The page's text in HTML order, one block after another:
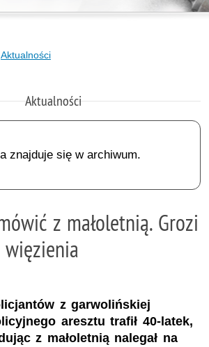
Aktualności
Aktualności
znajduje się w archiwum.
z małoletnią. Grozi
z garwolińskiej
aresztu trafił 40-latek,
z małoletnią nalegał na